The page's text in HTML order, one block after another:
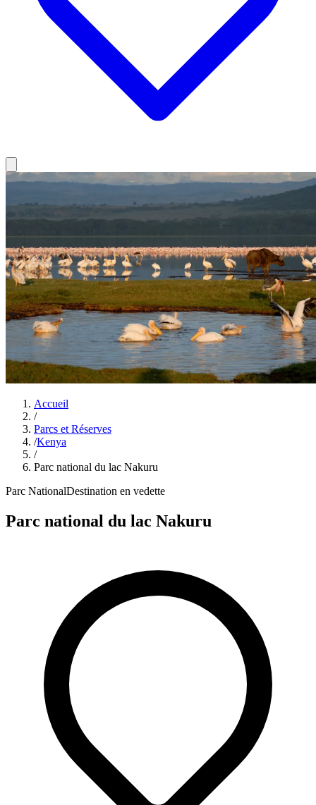
Accueil
/
Parcs et Réserves
/Kenya
/
Parc national du lac Nakuru
Parc NationalDestination en vedette
Parc national du lac Nakuru